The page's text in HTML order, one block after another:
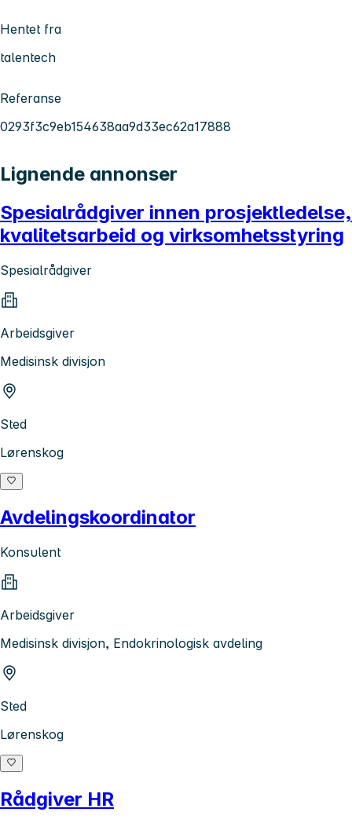
Hentet fra
talentech
Referanse
0293f3c9eb154638aa9d33ec62a17888
Lignende annonser
Spesialrådgiver innen prosjektledelse,
kvalitetsarbeid og virksomhetsstyring
Spesialrådgiver
Arbeidsgiver
Medisinsk divisjon
Sted
Lørenskog
Avdelingskoordinator
Konsulent
Arbeidsgiver
Medisinsk divisjon, Endokrinologisk avdeling
Sted
Lørenskog
Rådgiver HR